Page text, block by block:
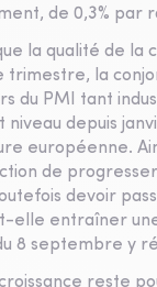
de 0,3% par
la qualité de la
trimestre, la
du PMI tant
niveau depuis
européenne.
de
devoir
elle entraîner
8 septembre y
reste